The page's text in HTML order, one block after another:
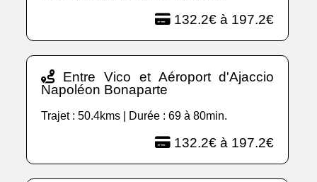
132.2€ à 197.2€
Entre Vico et Aéroport d'Ajaccio
Napoléon Bonaparte
Trajet : 50.4kms | Durée : 69 à 80min.
132.2€ à 197.2€